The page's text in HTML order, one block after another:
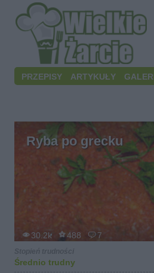
PRZEPISY ARTYKUŁY
Ryba po grecku
30.2k 488 7
Średnio trudny